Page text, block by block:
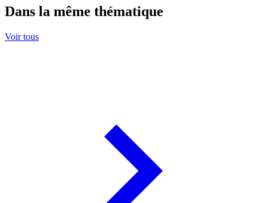
Dans la même thématique
Voir tous